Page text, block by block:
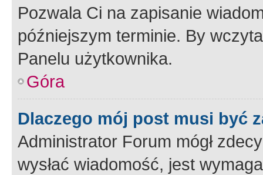
Pozwala Ci na zapisanie
późniejszym terminie. By
Panelu użytkownika.
Góra
Dlaczego mój post musi być
Administrator Forum mógł
wysłać wiadomość, jest